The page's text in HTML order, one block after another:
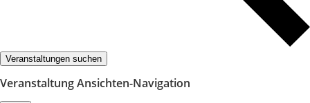
Veranstaltungen suchen
Veranstaltung Ansichten-Navigation